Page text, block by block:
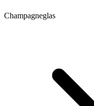
Champagneglas